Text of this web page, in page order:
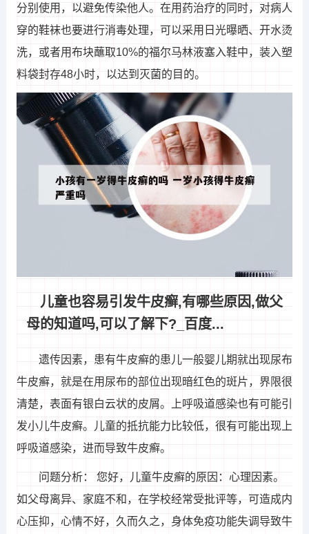
分别使用，以避免传染他人。在用药治疗的同时，对病人
穿的鞋袜也要进行消毒处理，可以采用日光曝晒、开水烫
洗，或者用布块蘸取10%的福尔马林液塞入鞋中，装入塑
料袋封存48小时，以达到灭菌的目的。
儿童也容易引发牛皮癣,有哪些原因,做父
母的知道吗,可以了解下?_百度...
遗传因素，患有牛皮癣的患儿一般婴儿期就出现尿布
牛皮癣，就是在用尿布的部位出现暗红色的斑片，界限很
清楚，表面有银白云状的皮屑。上呼吸道感染也有可能引
发小儿牛皮癣。儿童的抵抗能力比较低，很有可能出现上
呼吸道感染，进而导致牛皮癣。
问题分析： 您好，儿童牛皮癣的原因：心理因素。
如父母离异、家庭不和，在学校经常受批评等，可造成内
心压抑，心情不好，久而久之，身体免疫功能失调导致牛